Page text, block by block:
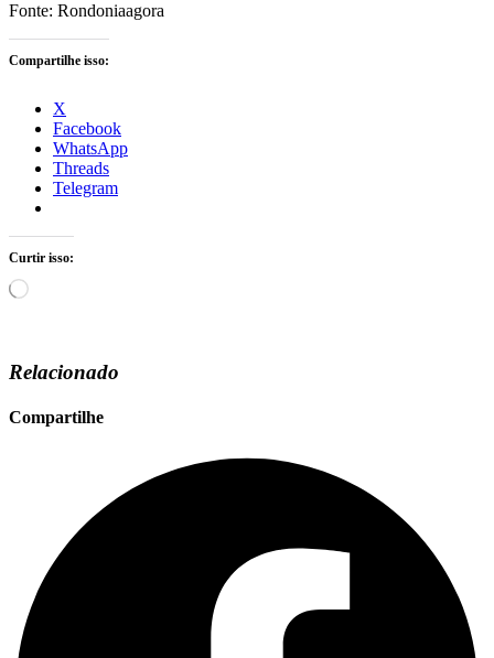
Fonte: Rondoniaagora
Compartilhe isso:
X
Facebook
WhatsApp
Threads
Telegram
Curtir isso:
Carregando...
Relacionado
Compartilhe